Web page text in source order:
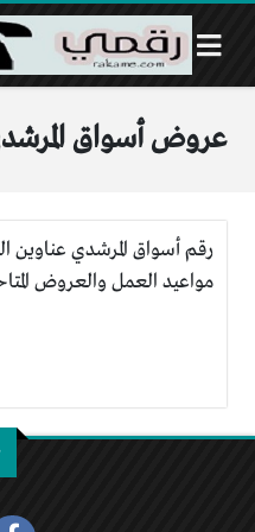
عروض أسواق
رقم أسواق المرشدي عناوين
مواعيد العمل والعروض